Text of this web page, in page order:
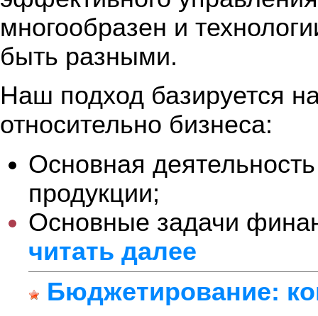
многообразен и
быть разными.
Наш подход базируется
относительно бизнеса:
Основная
продукции;
Основные задачи
читать далее
Бюджетирование: